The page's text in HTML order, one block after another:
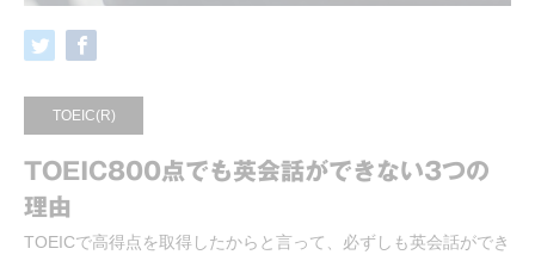
TOEIC(R)
TOEIC800点でも英会話ができない3つの
理由
TOEICで高得点を取得したからと言って、必ずしも英会話ができ